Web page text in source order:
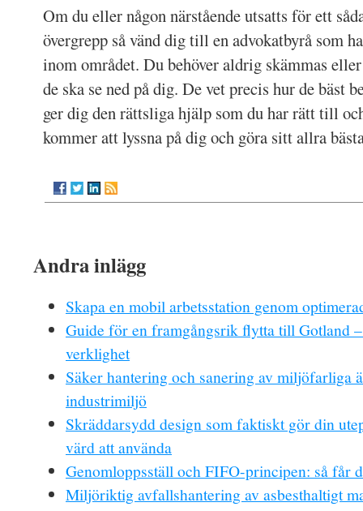
Om du eller någon närstående utsatts för ett
övergrepp så vänd dig till en advokatbyrå som
inom området. Du behöver aldrig skämmas
de ska se ned på dig. De vet precis hur de bäst
ger dig den rättsliga hjälp som du har rätt till
kommer att lyssna på dig och göra sitt allra
Andra inlägg
Skapa en mobil arbetsstation genom
Guide för en framgångsrik flytta till Gotland
verklighet
Säker hantering och sanering av miljöfarliga
industrimiljö
Skräddarsydd design som faktiskt gör din
värd att använda
Genomloppsställ och FIFO-principen: så får
Miljöriktig avfallshantering av asbesthaltigt